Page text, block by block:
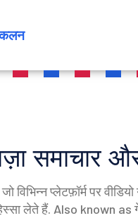
समाचार
विभिन्न प्लेटफ़ॉर्म पर
लेते हैं. Also known as